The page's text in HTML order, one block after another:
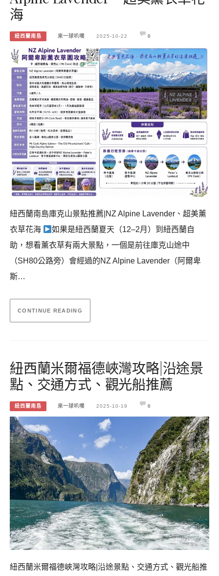
海
紐西蘭南島 來一球叭噗 2025-10-22 0
紐西蘭南島庫克山景點推薦|NZ Alpine Lavender、超美薰
衣草花海
如果是紐西蘭夏天（12–2月）到紐西蘭自
助，想看薰衣草有兩大景點，一個是前往庫克山途中
（SH80公路旁）會經過的NZ Alpine Lavender（阿爾卑
斯…
CONTINUE READING
紐西蘭米爾福德峽灣攻略|沿途景
點、交通方式、觀光船推薦
紐西蘭南島 來一球叭噗 2025-10-19 0
紐西蘭米爾福德峽灣攻略|沿途景點、交通方式、觀光船推